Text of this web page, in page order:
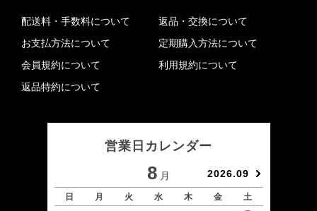
配送料・手数料について
お支払方法について
会員規約について
返品特約について
返品・交換について
定期購入方法について
利用規約について
営業日カレンダー
8 月 2026.09
日 月 火 水 木 金 土